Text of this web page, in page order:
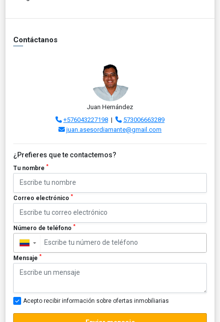
Contáctanos
Juan Hernández
+576043227198 |
573006663289
juan.asesordiamante@gmail.com
¿Prefieres que te contactemos?
Tu nombre *
Correo electrónico *
Número de teléfono *
▼
Mensaje *
Acepto recibir información sobre ofertas inmobiliarias